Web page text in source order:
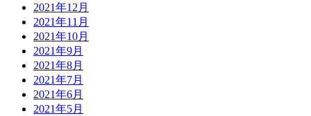
2021年12月
2021年11月
2021年10月
2021年9月
2021年8月
2021年7月
2021年6月
2021年5月